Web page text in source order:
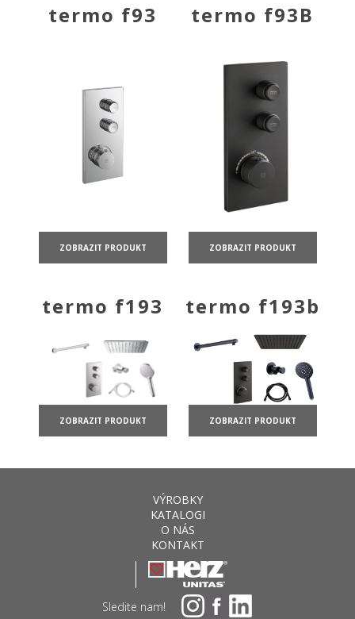
termo f93
ZOBRAZIT PRODUKT
termo f93B
ZOBRAZIT PRODUKT
termo f193
ZOBRAZIT PRODUKT
termo f193b
ZOBRAZIT PRODUKT
VÝROBKY
KATALOGI
O NÁS
KONTAKT
Sledite nam!